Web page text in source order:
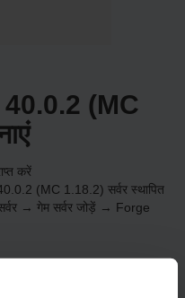
(MC
करें
(MC 1.18.2) सर्वर स्थापित
→ गेम सर्वर जोड़ें → Forge